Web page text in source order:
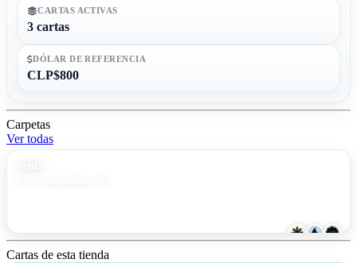
CARTAS ACTIVAS
3 cartas
DÓLAR DE REFERENCIA
CLP$800
Carpetas
Ver todas
Cartas de esta tienda